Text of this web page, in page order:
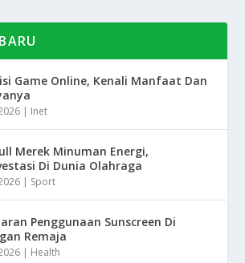
Game Online, Kenali Manfaat Dan
| Inet
Merek Minuman Energi,
Di Dunia Olahraga
| Sport
Penggunaan Sunscreen Di
Remaja
| Health